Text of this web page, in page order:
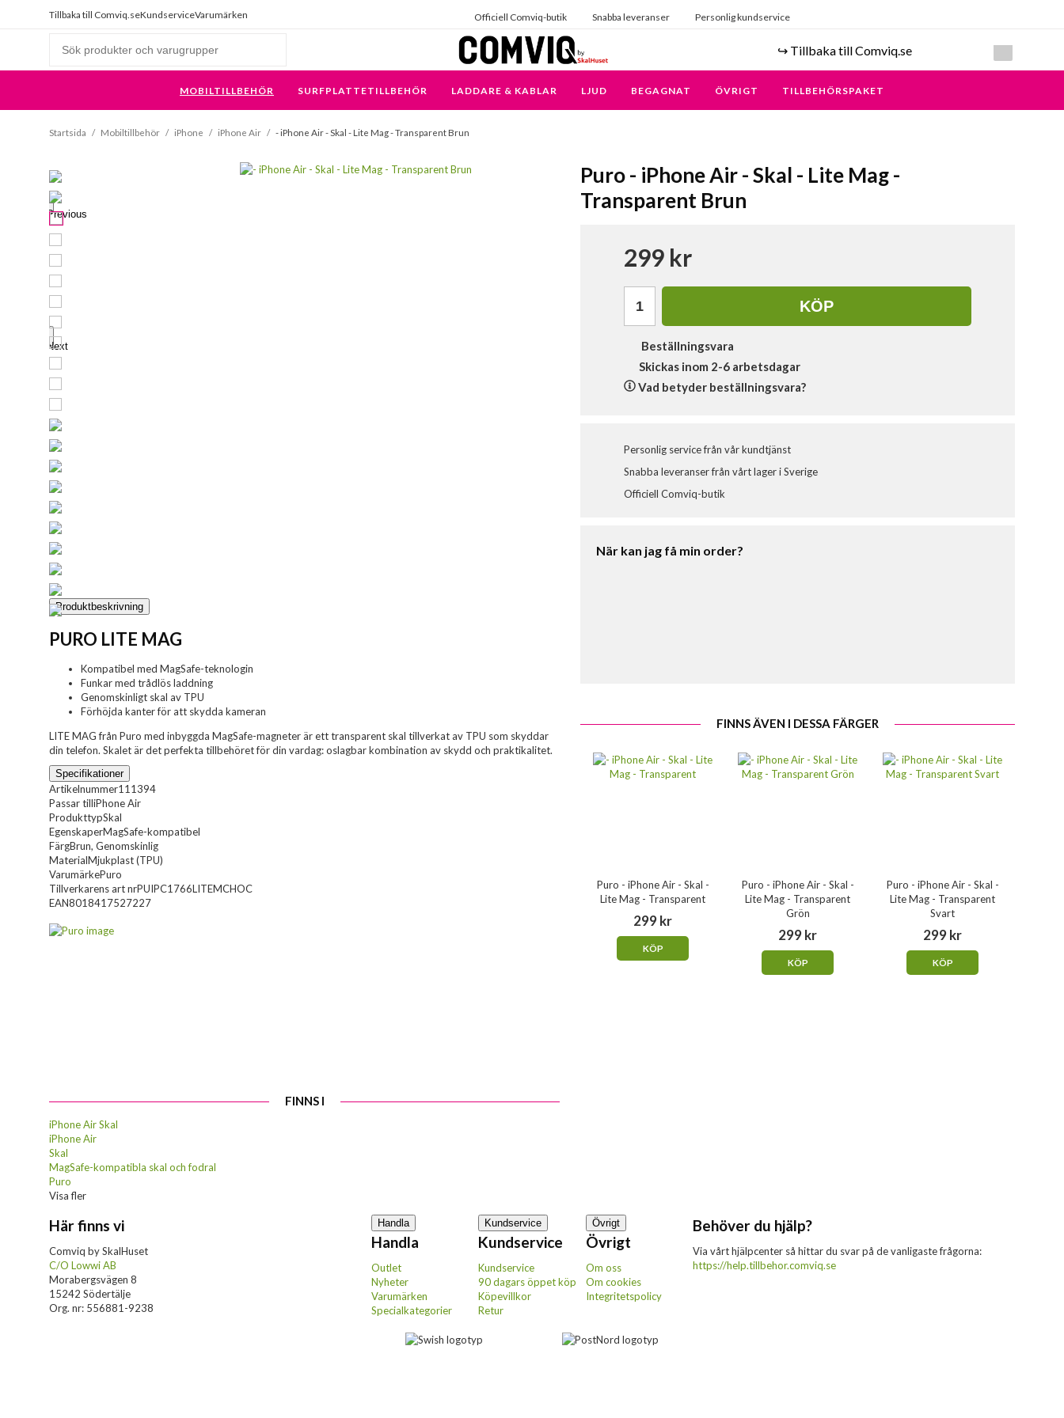
Tillbaka till Comviq.seKundserviceVarumärken Officiell Comviq-butik Snabba leveranser Personlig kundservice
↪️ Tillbaka till Comviq.se
MOBILTILLBEHÖR SURFPLATTETILLBEHÖR LADDARE & KABLAR LJUD BEGAGNAT ÖVRIGT TILLBEHÖRSPAKET
Startsida / Mobiltillbehör / iPhone / iPhone Air / - iPhone Air - Skal - Lite Mag - Transparent Brun
Previous
Next
Puro - iPhone Air - Skal - Lite Mag -
Transparent Brun
299 kr
KÖP
Beställningsvara
Skickas inom 2-6 arbetsdagar
Vad betyder beställningsvara?
Personlig service från vår kundtjänst
Snabba leveranser från vårt lager i Sverige
Officiell Comviq-butik
När kan jag få min order?
FINNS ÄVEN I DESSA FÄRGER
Puro - iPhone Air - Skal -
Lite Mag - Transparent
299 kr
KÖP
Puro - iPhone Air - Skal -
Lite Mag - Transparent
Grön
299 kr
KÖP
Puro - iPhone Air - Skal -
Lite Mag - Transparent
Svart
299 kr
KÖP
Produktbeskrivning
PURO LITE MAG
Kompatibel med MagSafe-teknologin
Funkar med trådlös laddning
Genomskinligt skal av TPU
Förhöjda kanter för att skydda kameran
LITE MAG från Puro med inbyggda MagSafe-magneter är ett transparent skal tillverkat av TPU som skyddar
din telefon. Skalet är det perfekta tillbehöret för din vardag: oslagbar kombination av skydd och praktikalitet.
Specifikationer
Artikelnummer111394
Passar tilliPhone Air
ProdukttypSkal
EgenskaperMagSafe-kompatibel
FärgBrun, Genomskinlig
MaterialMjukplast (TPU)
VarumärkePuro
Tillverkarens art nrPUIPC1766LITEMCHOC
EAN8018417527227
FINNS I
iPhone Air Skal
iPhone Air
Skal
MagSafe-kompatibla skal och fodral
Puro
Visa fler
Här finns vi
Comviq by SkalHuset
C/O Lowwi AB
Morabergsvägen 8
15242 Södertälje
Org. nr: 556881-9238
Handla
Handla
Outlet
Nyheter
Varumärken
Specialkategorier
Kundservice
Kundservice
Kundservice
90 dagars öppet köp
Köpevillkor
Retur
Övrigt
Övrigt
Om oss
Om cookies
Integritetspolicy
Behöver du hjälp?
Via vårt hjälpcenter så hittar du svar på de vanligaste frågorna:
https://help.tillbehor.comviq.se